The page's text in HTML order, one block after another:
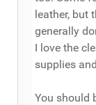
leather, but
generally
I love the
supplies
You should